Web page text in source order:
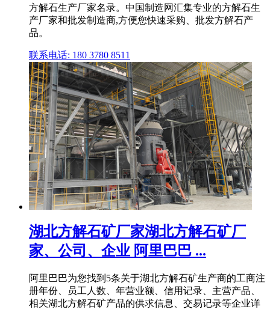
方解石生产厂家名录。中国制造网汇集专业的方解石生
产厂家和批发制造商,方便您快速采购、批发方解石产
品。
联系电话: 180 3780 8511
湖北方解石矿厂家湖北方解石矿厂
家、公司、企业 阿里巴巴 ...
阿里巴巴为您找到5条关于湖北方解石矿生产商的工商注
册年份、员工人数、年营业额、信用记录、主营产品、
相关湖北方解石矿产品的供求信息、交易记录等企业详